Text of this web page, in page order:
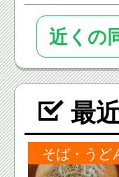
近くの
最
そば・うど